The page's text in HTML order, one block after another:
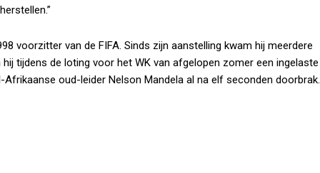
voorzitter van de FIFA. Sinds zijn aanstelling kwam hij meerdere
tijdens de loting voor het WK van afgelopen zomer een ingelaste
oud-leider Nelson Mandela al na elf seconden doorbrak.